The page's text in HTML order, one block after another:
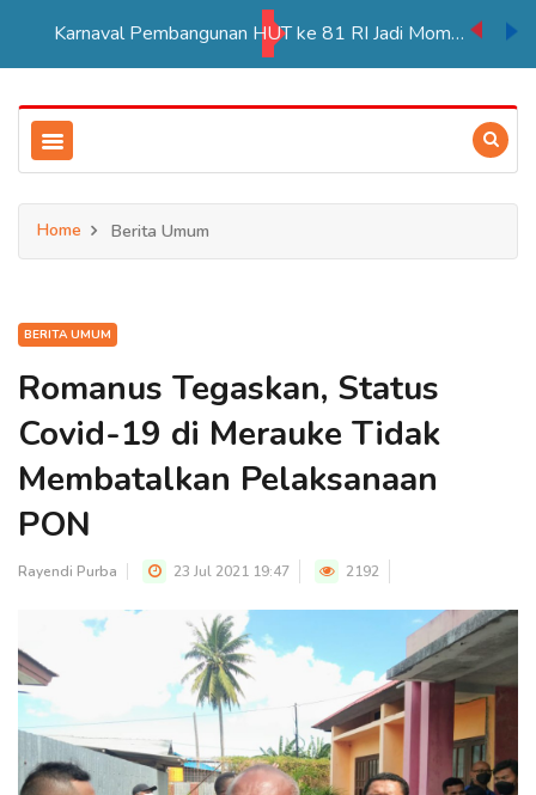
Karnaval Pembangunan HUT ke 81 RI Jadi Momentum Perkuat Persatuan di Merauke
Home Berita Umum
BERITA UMUM
Romanus Tegaskan, Status
Covid-19 di Merauke Tidak
Membatalkan Pelaksanaan
PON
Rayendi Purba 23 Jul 2021 19:47 2192